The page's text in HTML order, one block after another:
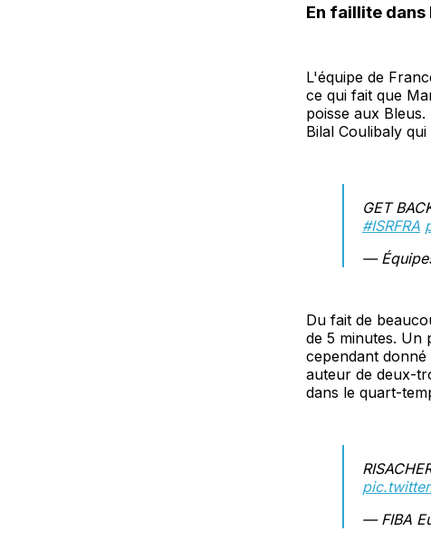
En faillite
L'équipe de
ce qui fait que
poisse aux
Bilal Coulibaly
GET
#ISRFRA
—
Du fait de
de 5 minutes. Un
cependant
auteur de deux-
dans le quart-
— FIBA